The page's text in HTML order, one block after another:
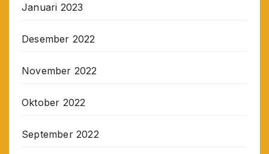
Januari 2023
Desember 2022
November 2022
Oktober 2022
September 2022